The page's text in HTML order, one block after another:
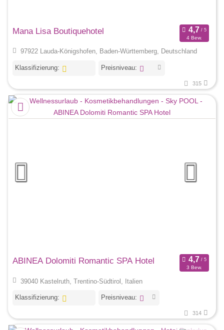
Mana Lisa Boutiquehotel
4 Bew.
97922 Lauda-Königshofen, Baden-Württemberg, Deutschland
Klassifizierung: Preisniveau:
315
ABINEA Dolomiti Romantic SPA Hotel
3 Bew.
39040 Kastelruth, Trentino-Südtirol, Italien
Klassifizierung: Preisniveau:
314